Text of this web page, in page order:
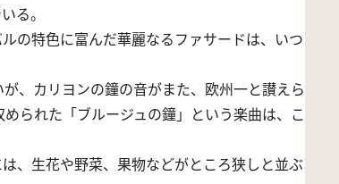
る。
の特色に富んだ華麗なるファサードは、いつ
、カリヨンの鐘の音がまた、欧州一と讃えら
られた「ブルージュの鐘」という楽曲は、こ
、生花や野菜、果物などがところ狭しと並ぶ